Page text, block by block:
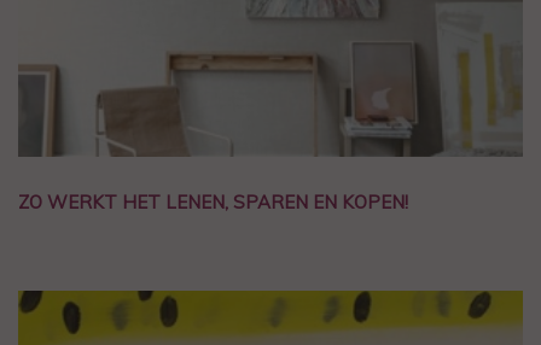
ZO WERKT HET LENEN, SPAREN EN KOPEN!